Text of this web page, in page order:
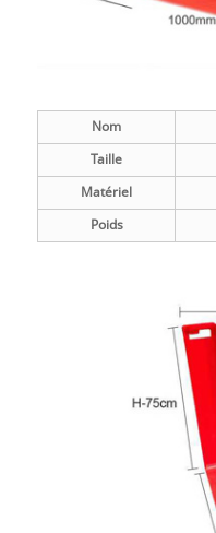
Nom
Taille
Matériel
Poids